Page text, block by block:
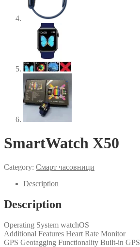
SmartWatch X50
Category: Смарт часовници
Description
Description
Operating System watchOS
Additional Features Heart Rate Monitor
GPS Geotagging Functionality Built-in GPS